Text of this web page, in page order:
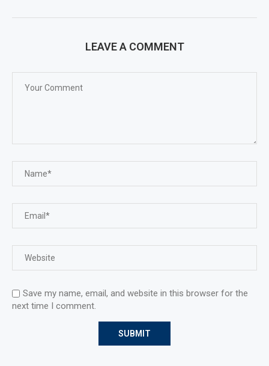
LEAVE A COMMENT
Save my name, email, and website in this browser for the
next time I comment.